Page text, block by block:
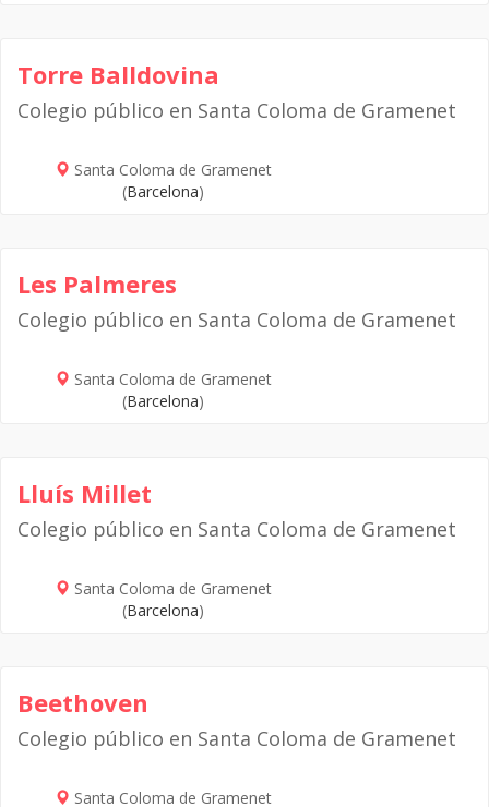
Torre Balldovina
Colegio público en Santa Coloma de Gramenet
Santa Coloma de Gramenet
(Barcelona)
Les Palmeres
Colegio público en Santa Coloma de Gramenet
Santa Coloma de Gramenet
(Barcelona)
Lluís Millet
Colegio público en Santa Coloma de Gramenet
Santa Coloma de Gramenet
(Barcelona)
Beethoven
Colegio público en Santa Coloma de Gramenet
Santa Coloma de Gramenet